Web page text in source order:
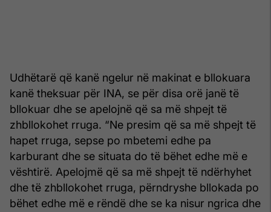
Udhëtarë që kanë ngelur në makinat e bllokuara
kanë theksuar për INA, se për disa orë janë të
bllokuar dhe se apelojnë që sa më shpejt të
zhbllokohet rruga. “Ne presim që sa më shpejt të
hapet rruga, sepse po mbetemi edhe pa
karburant dhe se situata do të bëhet edhe më e
vështirë. Apelojmë që sa më shpejt të ndërhyhet
dhe të zhbllokohet rruga, përndryshe bllokada po
bëhet edhe më e rëndë dhe se ka nisur ngrica dhe